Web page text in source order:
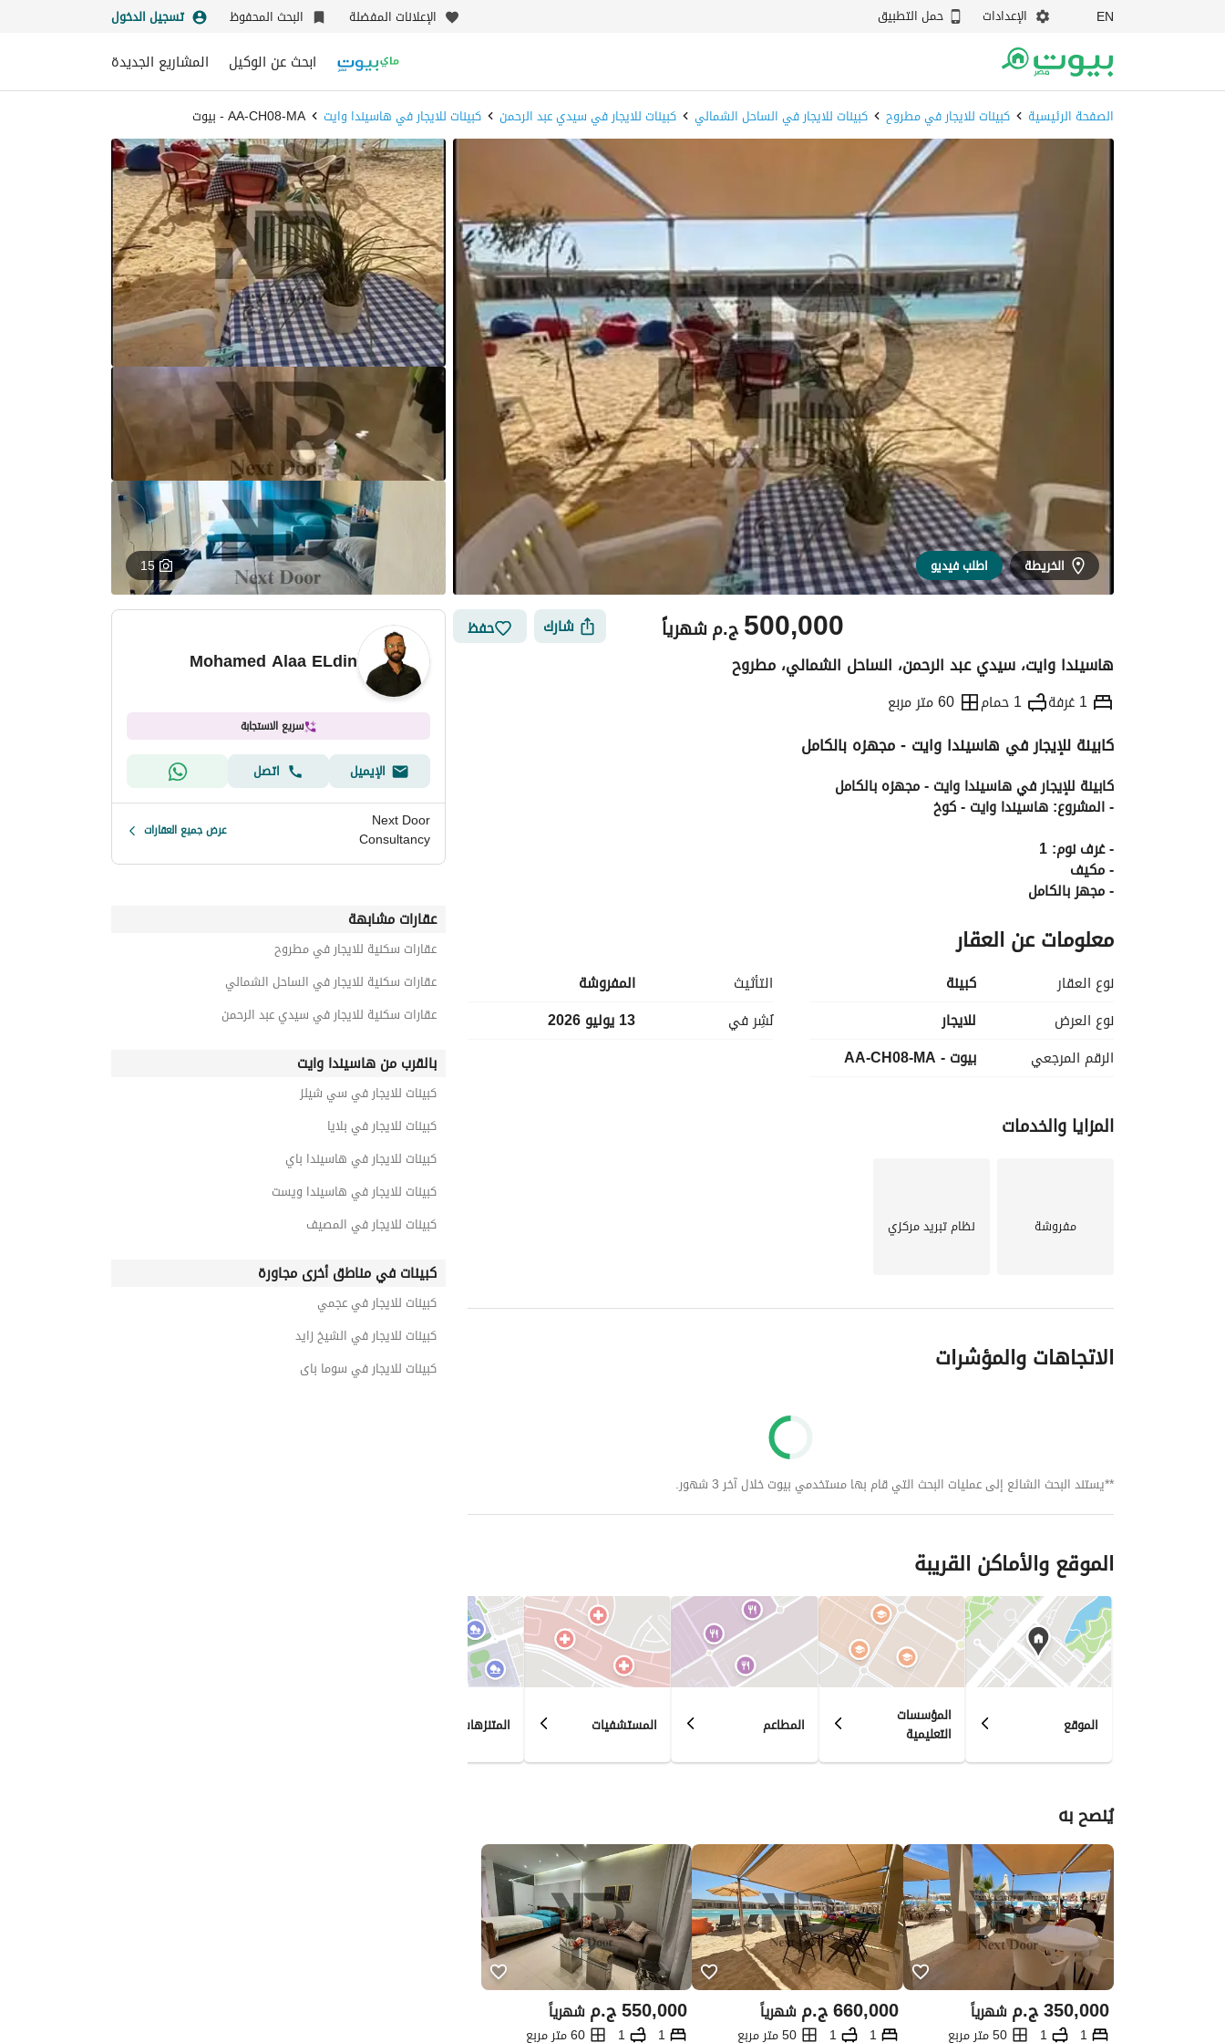
EN الإعدادات حمل التطبيق الإعلانات المفضلة البحث المحفوظ تسجيل الدخول
ابحث عن الوكيل المشاريع الجديدة
الصفحة الرئيسية كبينات للايجار في مطروح كبينات للايجار في الساحل الشمالي كبينات للايجار في سيدي عبد الرحمن كبينات للايجار في هاسيندا وايت AA-CH08-MA - بيوت
الخريطة اطلب فيديو 15
ج.م500,000 شهرياً شارك حفظ
هاسيندا وايت، سيدي عبد الرحمن، الساحل الشمالي، مطروح
1 غرفة 1 حمام 60 متر مربع
الاتجاهات والمؤشرات
كابينة للإيجار في هاسيندا وايت - مجهزه بالكامل
كابينة للإيجار في هاسيندا وايت - مجهزه بالكامل
- المشروع: هاسيندا وايت - كوخ
- غرف نوم: 1
- مكيف
- مجهز بالكامل
- حمامات: 1
- الطابق: أرضي
- السعر: 500 ألف شهريًا (يوليو وأغسطس)
- التوفر: متاح طوال العام
****** عرض معلومات الاتصال ******
معلومات عن العقار
نوع العقار
كبينة
نوع العرض
للايجار
الرقم المرجعي
بيوت - AA-CH08-MA
التأثيث
المفروشة
نُشِر في
13 يوليو 2026
المزايا والخدمات
مفروشة نظام تبريد مركزي
الاتجاهات والمؤشرات
**يستند البحث الشائع إلى عمليات البحث التي قام بها مستخدمي بيوت خلال آخر 3 شهور.
الموقع والأماكن القريبة
الموقع المؤسسات
التعليمية المطاعم المستشفيات المتنزهات
يُنصح به
ج.م350,000 شهرياً
1
1 50 متر مربع
ج.م660,000 شهرياً
1
1 50 متر مربع
ج.م550,000 شهرياً
1
1 60 متر مربع
Mohamed Alaa ELdin
سريع الاستجابة
الإيميل
اتصل
Next Door
Consultancy عرض جميع العقارات
عقارات مشابهة
عقارات سكنية للايجار في مطروح
عقارات سكنية للايجار في الساحل الشمالي
عقارات سكنية للايجار في سيدي عبد الرحمن
بالقرب من هاسيندا وايت
كبينات للايجار في سي شيلز
كبينات للايجار في بلايا
كبينات للايجار في هاسيندا باي
كبينات للايجار في هاسيندا ويست
كبينات للايجار في المصيف
كبينات في مناطق أخرى مجاورة
كبينات للايجار في عجمي
كبينات للايجار في الشيخ زايد
كبينات للايجار في سوما باى